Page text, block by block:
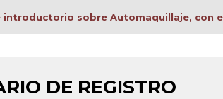
introductorio sobre Automaquillaje, con
DE REGISTRO